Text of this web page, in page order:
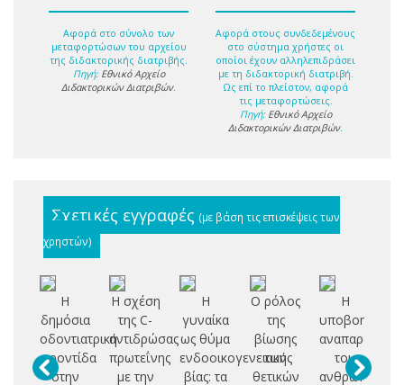
Αφορά στο σύνολο των
μεταφορτώσων του αρχείου
της διδακτορικής διατριβής.
Πηγή: Εθνικό Αρχείο
Διδακτορικών Διατριβών.
Αφορά στους συνδεδεμένους
στο σύστημα χρήστες οι
οποίοι έχουν αλληλεπιδράσει
με τη διδακτορική διατριβή.
Ως επί το πλείστον, αφορά
τις μεταφορτώσεις.
Πηγή: Εθνικό Αρχείο
Διδακτορικών Διατριβών.
Σχετικές εγγραφές (με βάση τις επισκέψεις των
χρηστών)
Η
δημόσια
οδοντιατρική
φροντίδα
στην
Η σχέση
της C-
αντιδρώσας
πρωτεΐνης
με την
Η
γυναίκα
ως θύμα
ενδοοικογενειακής
βίας: τα
Ο ρόλος
της
βίωσης
των
θετικών
Η
αναπαραγωγή
του
ανθρώπου